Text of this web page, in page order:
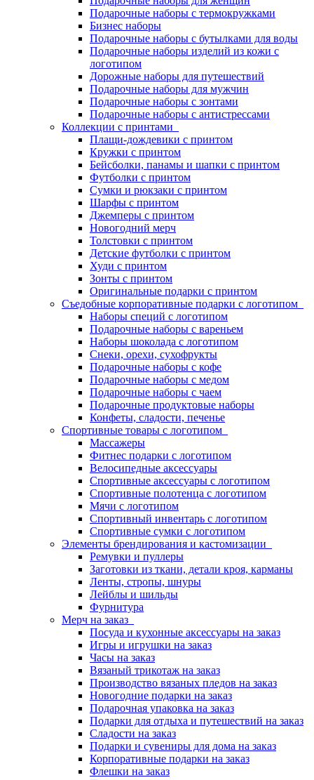
Подарочные наборы с термокружками
Бизнес наборы
Подарочные наборы с бутылками для воды
Подарочные наборы изделий из кожи с
логотипом
Дорожные наборы для путешествий
Подарочные наборы для мужчин
Подарочные наборы с зонтами
Подарочные наборы с антистрессами
Коллекции с принтами
Плащи-дождевики с принтом
Кружки с принтом
Бейсболки, панамы и шапки с принтом
Футболки с принтом
Сумки и рюкзаки с принтом
Шарфы с принтом
Джемперы с принтом
Новогодний мерч
Толстовки с принтом
Детские футболки с принтом
Худи с принтом
Зонты с принтом
Оригинальные подарки с принтом
Съедобные корпоративные подарки с логотипом
Наборы специй с логотипом
Подарочные наборы с вареньем
Наборы шоколада с логотипом
Снеки, орехи, сухофрукты
Подарочные наборы с кофе
Подарочные наборы с медом
Подарочные наборы с чаем
Подарочные продуктовые наборы
Конфеты, сладости, печенье
Спортивные товары с логотипом
Массажеры
Фитнес подарки с логотипом
Велосипедные аксессуары
Спортивные аксессуары с логотипом
Спортивные полотенца с логотипом
Мячи с логотипом
Спортивный инвентарь с логотипом
Спортивные сумки с логотипом
Элементы брендирования и кастомизации
Ремувки и пуллеры
Заготовки из ткани, детали кроя, карманы
Ленты, стропы, шнуры
Лейблы и шильды
Фурнитура
Мерч на заказ
Посуда и кухонные аксессуары на заказ
Игры и игрушки на заказ
Часы на заказ
Вязаный трикотаж на заказ
Производство вязаных пледов на заказ
Новогодние подарки на заказ
Подарочная упаковка на заказ
Подарки для отдыха и путешествий на заказ
Сладости на заказ
Подарки и сувениры для дома на заказ
Корпоративные подарки на заказ
Флешки на заказ